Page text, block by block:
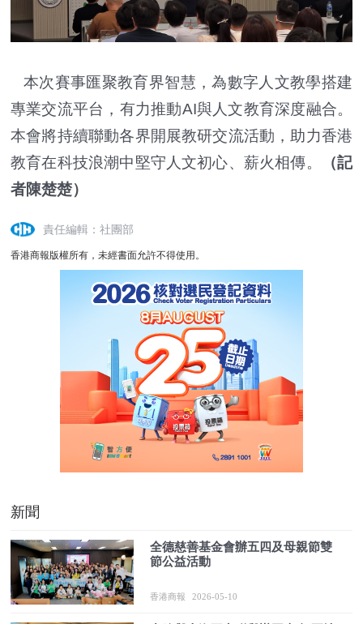
本次賽事匯聚教育界智慧，為數字人文教學搭建
專業交流平台，有力推動AI與人文教育深度融合。
本會將持續聯動各界開展教研交流活動，助力香港
教育在科技浪潮中堅守人文初心、薪火相傳。
（記
者陳楚楚）
責任編輯：社團部
香港商報版權所有，未經書面允許不得使用。
新聞
全德慈善基金會辦五四及母親節雙
節公益活動
香港商報 2026-05-10